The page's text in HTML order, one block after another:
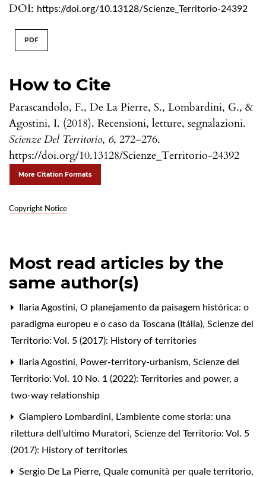
DOI: https://doi.org/10.13128/Scienze_Territorio-24392
How to Cite
Parascandolo, F., De La Pierre, S., Lombardini, G., &
Agostini, I. (2018). Recensioni, letture, segnalazioni.
Scienze Del Territorio, 6, 272–276.
https://doi.org/10.13128/Scienze_Territorio-24392
More Citation Formats
Copyright Notice
PDF
Most read articles by the
same author(s)
Ilaria Agostini, O planejamento da paisagem histórica: o
paradigma europeu e o caso da Toscana (Itália), Scienze del
Territorio: Vol. 5 (2017): History of territories
Ilaria Agostini, Power-territory-urbanism, Scienze del
Territorio: Vol. 10 No. 1 (2022): Territories and power, a
two-way relationship
Giampiero Lombardini, L’ambiente come storia: una
rilettura dell’ultimo Muratori, Scienze del Territorio: Vol. 5
(2017): History of territories
Sergio De La Pierre, Quale comunità per quale territorio,